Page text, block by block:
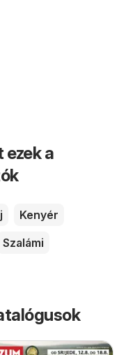
ezek a
Kenyér
Szalámi